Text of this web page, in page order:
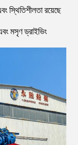
স্থিতিশীলতা রয়েছে
মসৃণ ড্রাইভিং